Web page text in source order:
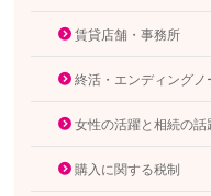
賃貸店舗・事務所
終活・エンディングノ
女性の活躍と相続の話
購入に関する税制